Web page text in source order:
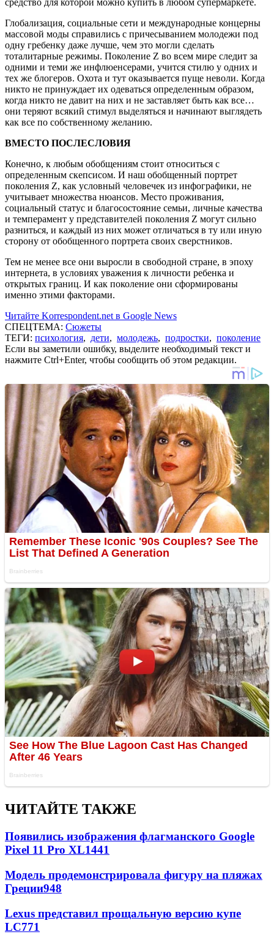
Глобализация, социальные сети и международные концерны
массовой моды справились с причесыванием молодежи под
одну гребенку даже лучше, чем это могли сделать
тоталитарные режимы. Поколение Z во всем мире следит за
одними и теми же инфлюенсерами, учится стилю у одних и
тех же блогеров. Охота и тут оказывается пуще неволи. Когда
никто не принуждает их одеваться определенным образом,
когда никто не давит на них и не заставляет быть как все…
они теряют всякий стимул выделяться и начинают выглядеть
как все по собственному желанию.
ВМЕСТО ПОСЛЕСЛОВИЯ
Конечно, к любым обобщениям стоит относиться с
определенным скепсисом. И наш обобщенный портрет
поколения Z, как условный человечек из инфографики, не
учитывает множества нюансов. Место проживания,
социальный статус и благосостояние семьи, личные качества
и темперамент у представителей поколения Z могут сильно
разниться, и каждый из них может отличаться в ту или иную
сторону от обобщенного портрета своих сверстников.
Тем не менее все они выросли в свободной стране, в эпоху
интернета, в условиях уважения к личности ребенка и
открытых границ. И как поколение они сформированы
именно этими факторами.
Читайте Korrespondent.net в Google News
СПЕЦТЕМА: Сюжеты
ТЕГИ: психология, дети, молодежь, подростки, поколение
Если вы заметили ошибку, выделите необходимый текст и
нажмите Ctrl+Enter, чтобы сообщить об этом редакции.
ЧИТАЙТЕ ТАКЖЕ
Появились изображения флагманского Google
Pixel 11 Pro XL1441
Модель продемонстрировала фигуру на пляжах
Греции948
Lexus представил прощальную версию купе
LC771